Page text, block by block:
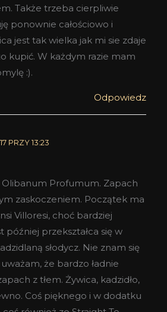
Także trzeba cierpliwie
ponownie całościowo i
jest tak wielka jak mi sie zdaje
kupić. W każdym razie mam
:).
Odpowiedz
PRZY 13:23
Olibanum Profumum. Zapach
zaskoczeniem. Początek ma
Villoresi, choć bardziej
później przekształca się w
słodycz. Nie znam się
że bardzo ładnie
z tłem. Żywica, kadzidło,
Coś pięknego i w dodatku